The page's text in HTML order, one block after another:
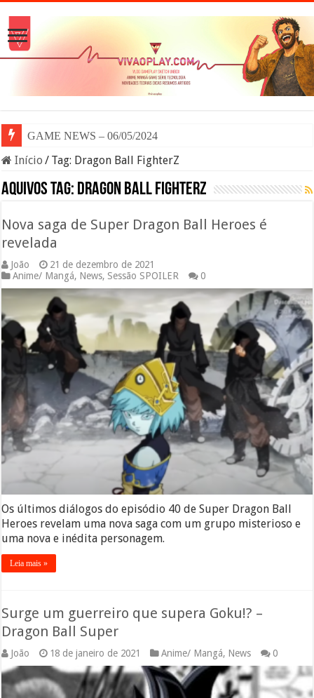
GAME NEWS – 06/05/2024
Início / Tag: Dragon Ball FighterZ
Aquivos tag: Dragon Ball FighterZ
Nova saga de Super Dragon Ball Heroes é
revelada
João
21 de dezembro de 2021
Anime/ Mangá, News, Sessão SPOILER 0
Os últimos diálogos do episódio 40 de Super Dragon Ball
Heroes revelam uma nova saga com um grupo misterioso e
uma nova e inédita personagem.
Leia mais »
Surge um guerreiro que supera Goku!? –
Dragon Ball Super
João 18 de janeiro de 2021 Anime/ Mangá, News 0